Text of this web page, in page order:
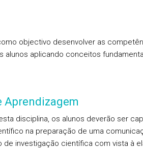
objectivo desenvolver as
alunos aplicando conceitos
Aprendizagem
disciplina, os alunos deverão ser
na preparação de uma
de investigação científica com vista à